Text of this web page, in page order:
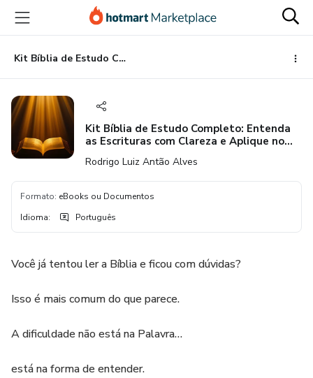
para
conteúdo
principal
para
pagamento
para
rodapé
Kit Bíblia de Estudo Completo: Entenda as Escrituras com Clareza e Aplique no Dia a Dia
Kit Bíblia de Estudo Completo: Entenda
as Escrituras com Clareza e Aplique no
Rodrigo Luiz Antão Alves
Formato: eBooks ou Documentos
Idioma: Português
Você já tentou ler a Bíblia e ficou com dúvidas?
Isso é mais comum do que parece.
A dificuldade não está na Palavra…
está na forma de entender.